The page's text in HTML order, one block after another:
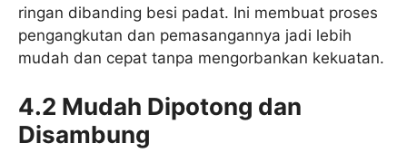
ringan dibanding besi padat. Ini membuat proses
pengangkutan dan pemasangannya jadi lebih
mudah dan cepat tanpa mengorbankan kekuatan.
4.2 Mudah Dipotong dan
Disambung